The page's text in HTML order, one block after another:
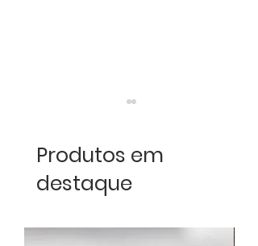
Encontro Loures
Produtos em
destaque